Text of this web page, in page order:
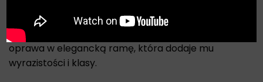
potwierdzającym jego wartość artystyczną.
Oryginalność tego dzieła podkreśla także piękna
oprawa w elegancką ramę, która dodaje mu
wyrazistości i klasy.